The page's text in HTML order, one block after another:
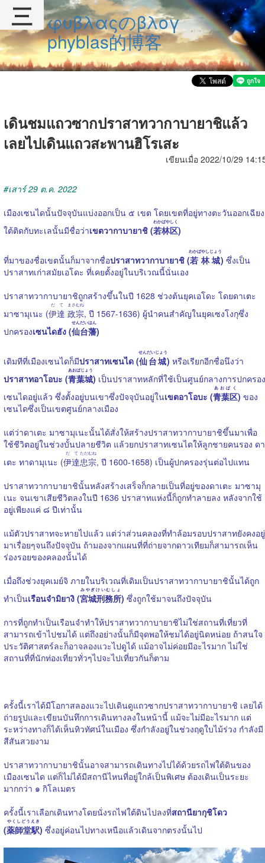
φυβλαςのβλογ
phyblas的博客
เดินชมแถวซากปราสาทวากาบายาชิแล้ว
เลยไปเดินแถวสะพานฮิโรเสะ
เขียนเมื่อ 2022/10/29
#เสาร์ 29 ต.ค. 2022
เมืองเซนไดนั้นปัจจุบันแบ่งออกเป็น ๕ เขต โดยเขตที่อยู่ทางตะวันออกเฉียง
ใต้ติดกับทะเลนั้นมีชื่อว่าเขตวากาบายาชิ (若林区
わかばやしく
)
ที่มาของชื่อเขตนั้นก็มาจากชื่อปราสาทวากาบายาชิ (若林城
わかばやしじょう
) ซึ่งเป็น
ปราสาทเก่าสมัยเอโดะ ที่เคยตั้งอยู่ในบริเวณนี้นั่นเอง
ปราสาทวากาบายาชิถูกสร้างขึ้นในปี 1628 ช่วงต้นยุคเอโดะ โดยดาเตะ
มาซามุเนะ (伊達
だて
政宗
まさむね
, ปี 1567-1636) ผู้นำคนสำคัญในยุคเซงโงกุซึ่ง
ปกครองเซนไดฮัง (仙台藩
せんだいはん
)
เดิมทีที่เมืองเซนไดก็มีปราสาทเซนได (仙台城
せんだいじょう
) หรือเรียกอีกชื่อนึงว่า
ปราสาทอาโอบะ (青葉城
あおばじょう
) เป็นปราสาทหลักที่ใช้เป็นศูนย์กลางการปกครอง
เซนไดอยู่แล้ว ซึ่งตั้งอยู่บนเขาซึ่งปัจจุบันอยู่ในเขตอาโอบะ (青葉区
あおばく
) ของ
เซนไดซึ่งเป็นเขตศูนย์กลางเมือง
แต่ว่าดาเตะ มาซามุเนะนั้นได้สั่งให้สร้างปราสาทวากาบายาชิขึ้นมาเพื่อ
ใช้ชีวิตอยู่ในช่วงบั้นปลายชีวิต แล้วยกปราสาทเซนไดให้ลูกชายคนรอง ดา
เตะ ทาดามุเนะ (伊達
だて
忠宗
ただむね
, ปี 1600-1658) เป็นผู้ปกครองรุ่นต่อไปแทน
ปราสาทวากาบายาชินั้นหลังสร้างเสร็จก็กลายเป็นที่อยู่ของดาเตะ มาซามุ
เนะ จนเขาเสียชีวิตลงในปี 1636 ปราสาทแห่งนี้ก็ถูกทำลายลง หลังจากใช้
อยู่เพียงแค่ ๘ ปีเท่านั้น
แม้ตัวปราสาทจะหายไปแล้ว แต่ว่าส่วนคลองที่ทำล้อมรอบปราสาทยังคงอยู่
มาเรื่อยๆจนถึงปัจจุบัน ถ้ามองจากแผนที่ที่ถ่ายจากดาวเทียมก็สามารถเห็น
ร่องรอยของคลองนั้นได้
เมื่อถึงช่วงยุคเมย์จิ ภายในบริเวณที่เดิมเป็นปราสาทวากาบายาชินั้นได้ถูก
ทำเป็นเรือนจำมิยางิ (宮城刑務所
みやぎけいむしょ
) ซึ่งถูกใช้มาจนถึงปัจจุบัน
การที่ถูกทำเป็นเรือนจำทำให้ปราสาทวากาบายาชิไม่ใช่สถานที่เที่ยวที่
สามารถเข้าไปชมได้ แต่ถึงอย่างนั้นก็มีจุดพอให้ชมได้อยู่นิดหน่อย ถ้าสนใจ
ประวัติศาสตร์ละก็อาจลองแวะไปดูได้ แม้อาจไม่ค่อยมีอะไรมาก ไม่ใช่
สถานที่ที่นักท่องเที่ยวทั่วๆไปจะไปเที่ยวกันก็ตาม
ครั้งนี้เราได้มีโอกาสลองแวะไปเดินดูแถวซากปราสาทวากาบายาชิ เลยได้
ถ่ายรูปและเขียนบันทึกการเดินทางลงในหน้านี้ แม้จะไม่มีอะไรมาก แต่
ระหว่างทางก็ได้เห็นทิวทัศน์ในเมือง ซึ่งกำลังอยู่ในช่วงฤดูใบไม้ร่วง กำลังมี
สีสันสวยงาม
ปราสาทวากาบายาชินั้นอาจสามารถเดินทางไปได้ด้วยรถไฟใต้ดินของ
เมืองเซนได แต่ก็ไม่ได้มีสถานีไหนที่อยู่ใกล้เป็นพิเศษ ต้องเดินเป็นระยะ
มากกว่า ๑ กิโลเมตร
ครั้งนี้เราเลือกเดินทางโดยนั่งรถไฟใต้ดินไปลงที่สถานียากุชิโดว
(薬師堂駅
やくしどうえき
) ซึ่งอยู่ค่อนไปทางเหนือแล้วเดินจากตรงนั้นไป
三